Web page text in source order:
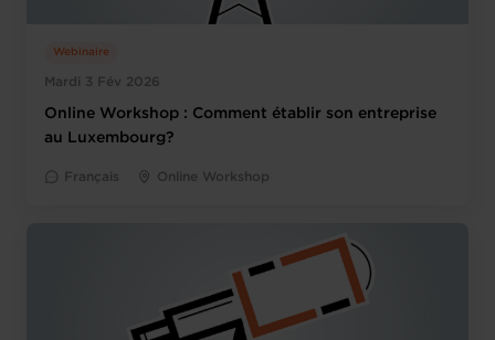
Mardi 3 Fév 2026
Webinaire
Online Workshop : Comment établir son entreprise
au Luxembourg?
Français Online Workshop